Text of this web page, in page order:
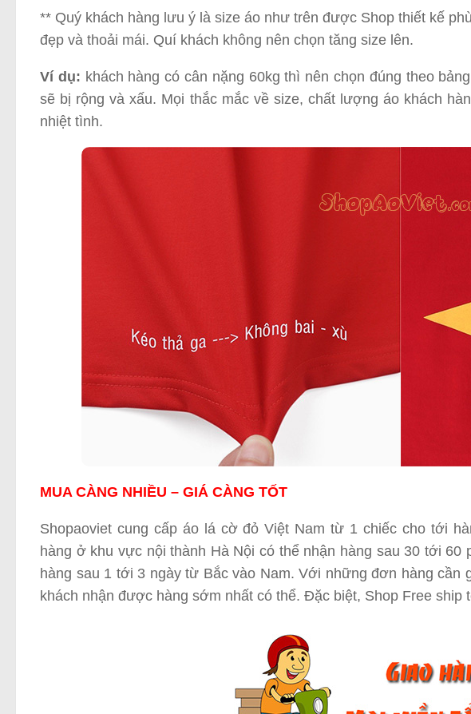
** Quý khách hàng lưu ý là size áo như trên được Shop thiết kế
đẹp và thoải mái. Quí khách không nên chọn tăng size lên.
Ví dụ: khách hàng có cân nặng 60kg thì nên chọn đúng theo
sẽ bị rộng và xấu. Mọi thắc mắc về size, chất lượng áo khách
nhiệt tình.
MUA CÀNG NHIỀU – GIÁ CÀNG TỐT
Shopaoviet cung cấp áo lá cờ đỏ Việt Nam từ 1 chiếc cho tới
hàng ở khu vực nội thành Hà Nội có thể nhận hàng sau 30 tới 60
hàng sau 1 tới 3 ngày từ Bắc vào Nam. Với những đơn hàng cần
khách nhận được hàng sớm nhất có thể. Đặc biệt, Shop Free